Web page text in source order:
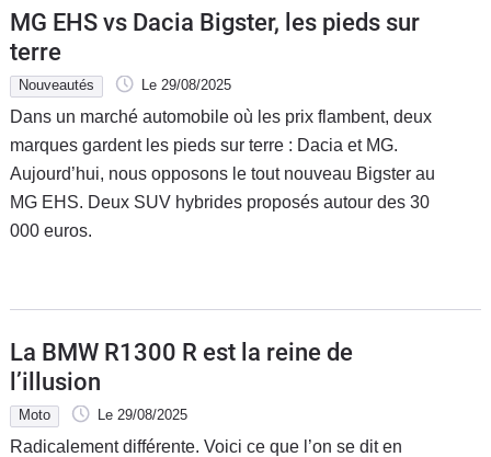
MG EHS vs Dacia Bigster, les pieds sur
terre
Nouveautés Le 29/08/2025
Dans un marché automobile où les prix flambent, deux
marques gardent les pieds sur terre : Dacia et MG.
Aujourd’hui, nous opposons le tout nouveau Bigster au
MG EHS. Deux SUV hybrides proposés autour des 30
000 euros.
La BMW R1300 R est la reine de
l’illusion
Moto Le 29/08/2025
Radicalement différente. Voici ce que l’on se dit en